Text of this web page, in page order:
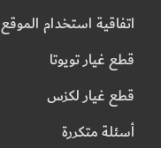
اتفاقية استخدام الموقع
قطع غيار تويوتا
قطع غيار لكزس
أسئلة متكررة